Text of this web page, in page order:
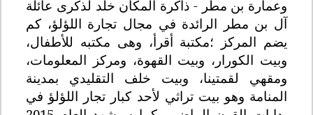
وعمارة بن مطر - ذاكرة المكان خلد لذكرى عائلة
آل بن مطر الرائدة في مجال تجارة اللؤلؤ، كم
يضم المركز ؛مكتبة أقرأ، وهى مكتبه للأطفال،
وبيت الكورار، وبيت القهوة، ومركز المعلومات،
ومقهي لقمتينا، وبيت خلف التقليدي بمدينة
المنامة وهو بيت تراثي لأحد كبار تجار اللؤلؤ في